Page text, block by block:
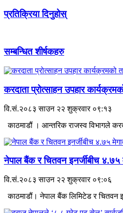
प्रतिक्रिया दिनुहोस्
सम्बन्धित शीर्षकहरु
करदाता प्रोत्साहन उपहार
वि.सं.२०८३ साउन २२ शुक्रवार ०९:१३
काठमाडौं । आन्तरिक राजस्व विभागले
नेपाल बैंक र चितवन इनर्जीबीच ४.७५
वि.सं.२०८३ साउन २२ शुक्रवार ०९:०६
काठमाडौं। नेपाल बैंक लिमिटेड र चितवन